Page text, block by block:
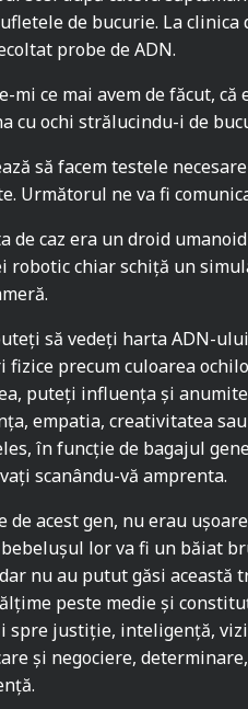
de bucurie. La
probe de ADN.
mi ce mai avem de făcut,
cu ochi strălucindu-i de
să facem testele
Următorul ne va fi
de caz era un droid
robotic chiar schiță un
să vedeți harta ADN-
fizice precum culoarea
puteți influența și
empatia, creativitatea
în funcție de bagajul
scanându-vă amprenta.
de acest gen, nu erau
bebelușul lor va fi un băiat
nu au putut găsi această
peste medie și
spre justiție, inteligență,
și negociere,